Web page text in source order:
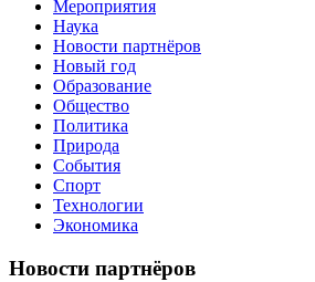
Мероприятия
Наука
Новости партнёров
Новый год
Образование
Общество
Политика
Природа
События
Спорт
Технологии
Экономика
Новости партнёров